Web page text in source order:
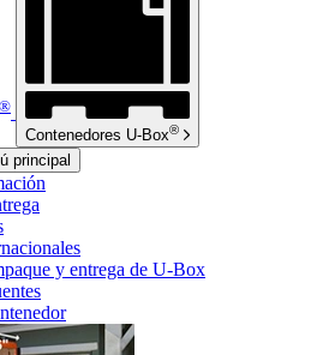
®
Contenedores U-Box®
principal
y entrega de U-Box